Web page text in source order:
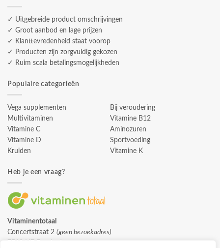
✓ Uitgebreide product omschrijvingen
✓ Groot aanbod en lage prijzen
✓ Klanttevredenheid staat voorop
✓ Producten zijn zorgvuldig gekozen
✓ Ruim scala betalingsmogelijkheden
Populaire categorieën
Vega supplementen
Multivitaminen
Vitamine C
Vitamine D
Kruiden
Bij veroudering
Vitamine B12
Aminozuren
Sportvoeding
Vitamine K
Heb je een vraag?
Vitaminentotaal
Concertstraat 2 (geen bezoekadres)